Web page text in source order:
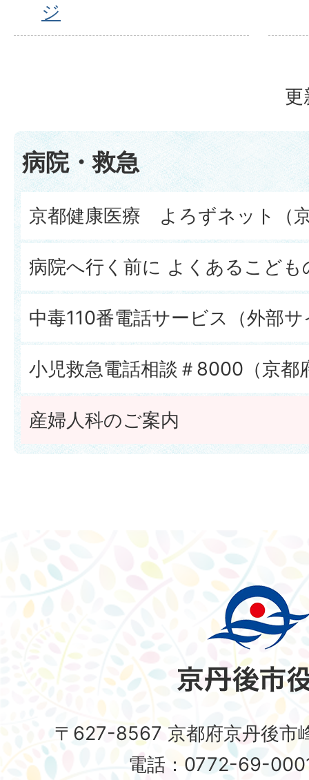
ジ
更
病院・救急
京都健康医療 よろずネット（
病院へ行く前に よくあるこども
中毒110番電話サービス（外部
小児救急電話相談＃8000（京都
産婦人科のご案内
〒627-8567 京都府京丹後市
電話：0772-69-